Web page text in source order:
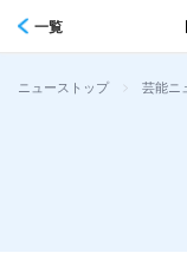
一覧
ニューストップ > 芸能ニ